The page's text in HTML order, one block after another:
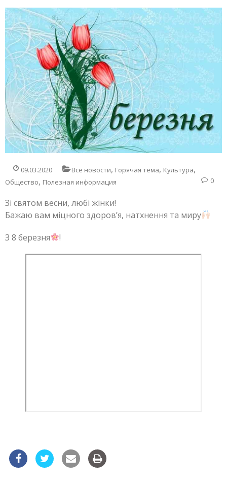
09.03.2020 Все новости, Горячая тема, Культура,
Общество, Полезная информация 0
Зі святом весни, любі жінки!
Бажаю вам міцного здоров’я, натхнення та миру
З 8 березня
!